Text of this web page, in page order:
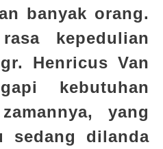
banyak orang.
kepedulian
Henricus Van
kebutuhan
yang
sedang dilanda